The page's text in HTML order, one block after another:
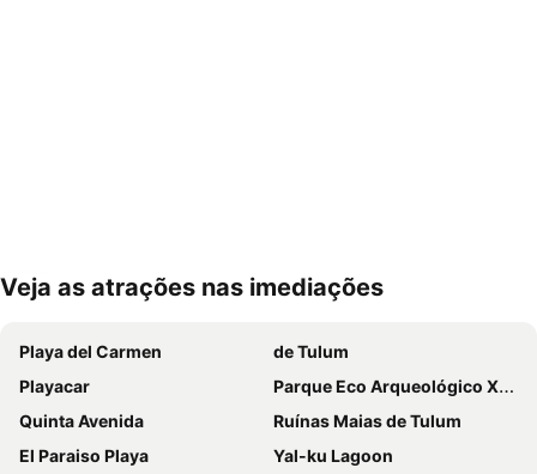
Ampliar mapa
Veja as atrações nas imediações
Playa del Carmen
de Tulum
Playacar
Parque Eco Arqueológico Xcaret
Quinta Avenida
Ruínas Maias de Tulum
El Paraiso Playa
Yal-ku Lagoon